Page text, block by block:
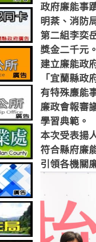
政府廉能事
明棻、消防
第二組李奕
獎金二千元。
建立廉能政
「宜蘭縣
有特殊廉能
廉政會報審
學習典範。
本次受表揚
符合縣府廉
引領各機關